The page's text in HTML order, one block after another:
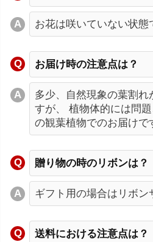
お花は咲いていない状態
お届け時の注意点は？
多少、自然現象の葉割れ
すが、 植物体的には問
の観葉植物でのお届けで
贈り物の時のリボンは？
ギフト用の場合はリボン
送料における注意点は？